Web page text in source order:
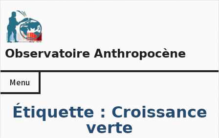
to
content
Observatoire Anthropocène
Menu
Étiquette : Croissance
verte